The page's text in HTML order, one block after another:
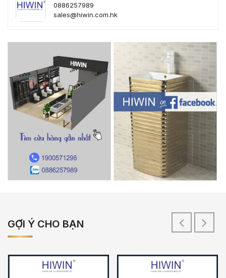
0886257989
sales@hiwin.com.hk
GỢI Ý CHO BẠN